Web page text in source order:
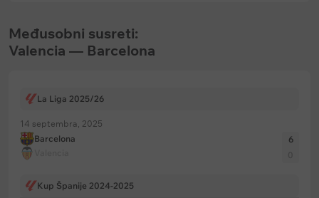
Međusobni susreti:
Valencia — Barcelona
La Liga 2025/26
14 septembra, 2025
Barcelona
6
Kup Španije 2024-2025